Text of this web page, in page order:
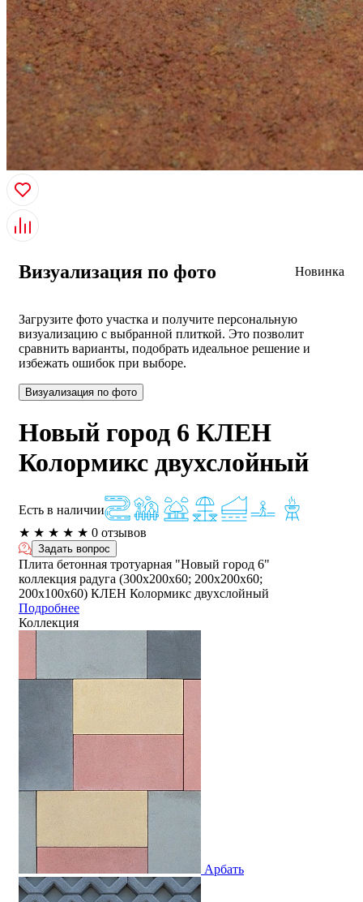
Визуализация по фото Новинка
Загрузите фото участка и получите персональную
визуализацию с выбранной плиткой. Это позволит
сравнить варианты, подобрать идеальное решение и
избежать ошибок при выборе.
Визуализация по фото
Новый город 6 КЛЕН
Колормикс двухслойный
Есть в наличии
★ ★ ★ ★ ★ 0 отзывов
Задать вопрос
Плита бетонная тротуарная "Новый город 6"
коллекция радуга (300х200х60; 200х200х60;
200х100х60) КЛЕН Колормикс двухслойный
Подробнее
Коллекция
Арбать